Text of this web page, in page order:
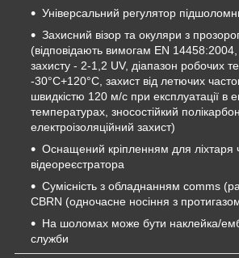
Універсальний регулятор
Захисний візор та окуляри з
(відповідають вимогам EN
захисту - 2-1,2 UV, діапазон робочих
-30°C+120°C, захист від летючих
швидкістю 120 м/с при експлуатації в
температурах, зносостійкий
електроізоляційний захист)
Оснащений кріпленням для ліхтаря
відеореєстратора
Сумісність з обладнанням comms
CBRN (одночасне носіння з
На шоломах може бути наклейка/
служби